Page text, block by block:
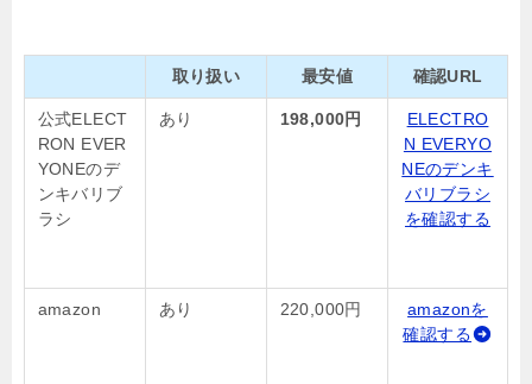
取り扱い 最安値 確認URL
公式ELECT
RON EVER
YONEのデ
ンキバリブ
ラシ
あり 198,000円
ELECTRO
N EVERYO
NEのデンキ
バリブラシ
を確認する
amazon あり 220,000円
amazonを
確認する